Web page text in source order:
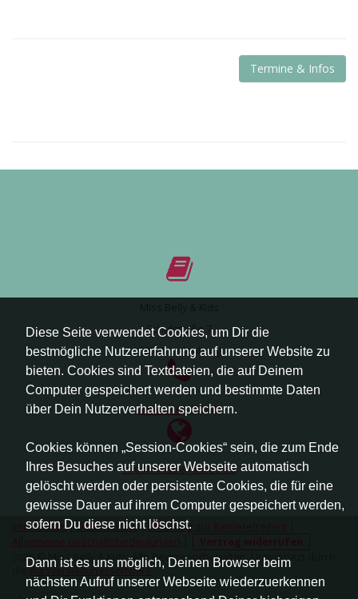
Diese Seite verwendet Cookies, um Dir die
bestmögliche Nutzererfahrung auf unserer Website zu
bieten. Cookies sind Textdateien, die auf Deinem
Computer gespeichert werden und bestimmte Daten
über Dein Nutzerverhalten speichern.
Cookies können „Session-Cookies“ sein, die zum Ende
Ihres Besuches auf unserer Webseite automatisch
gelöscht werden oder persistente Cookies, die für eine
gewisse Dauer auf ihrem Computer gespeichert werden,
sofern Du diese nicht löschst.
Dann ist es uns möglich, Deinen Browser beim
nächsten Aufruf unserer Webseite wiederzuerkennen
Termine & Infos
Schulstraße 7
68526 Ladenburg
01525 / 69 232 45
info@missbellynkids.de
Impressum|Datenschutz| Erklärung zur Barrierefreiheit
2026 © Miss Belly & Kids. Alle Rechte vorbehalten. Unterstützt durch
dieKursverwaltungssoftware.